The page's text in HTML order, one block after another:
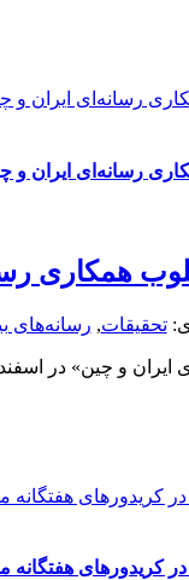
رسانه‌ای ایران و
رسانه‌ای ایران و
همکاری
تحقیقات, رسانه‌های
و چین» در
در کریدورهای هفتگانه
در کریدورهای هفتگانه